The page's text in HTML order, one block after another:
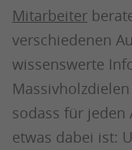
Mitarbeiter
verschiedenen
wissenswerte
sodass für jeden
etwas dabei ist: